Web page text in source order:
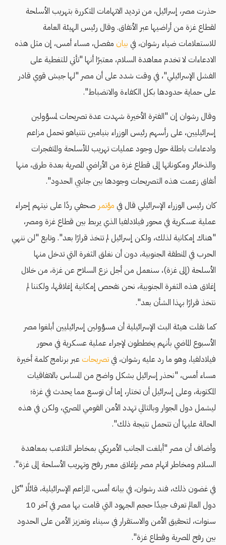
حذرت مصر، إسرائيل، من ترديد الاتهامات المتكررة بتهريب الأسلحة
لقطاع غزة من أراضيها عبر الأنفاق. وقال رئيس الهيئة العامة
للاستعلامات ضياء رشوان، في بيان مفصل، مساء أمس، إن مثل هذه
الادعاءات لا تخدم معاهدة السلام، معتبرًا أنها "تأتي للتغطية على
الفشل الإسرائيلي"، في وقت شدد على أن مصر "لها جيش قوي قادر
على حماية حدودها بكل الكفاءة والانضباط".
وقال رشوان إن "الفترة الأخيرة شهدت عدة تصريحات لمسؤولين
إسرائيليين، على رأسهم رئيس الوزراء بنيامين نتنياهو تحمل مزاعم
وادعاءات باطلة حول وجود عمليات تهريب للأسلحة والمتفجرات
والذخائر ومكوناتها إلى قطاع غزة من الأراضي المصرية بعدة طرق، منها
أنفاق زعمت هذه التصريحات وجودها بين جانبي الحدود".
كان رئيس الوزراء الإسرائيلي قال في مؤتمر صحفي ردًا على نيتهم إجراء
عملية عسكرية في محور فيلادلفيا الذي يربط بين قطاع غزة ومصر،
"هناك إمكانية لذلك، ولكن إسرائيل لم تتخذ قرارًا بعد". وتابع "لن ننهي
الحرب في المنطقة الجنوبية، دون أن نغلق الثغرة التي تدخل منها
الأسلحة (إلى غزة)، سنعمل من أجل نزع السلاح عن غزة، من خلال
إغلاق هذه الثغرة الجنوبية، نحن نفحص إمكانية إغلاقها، ولكننا لم
نتخذ قرارًا بهذا الشأن بعد".
كما نقلت هيئة البث الإسرائيلية أن مسؤولين إسرائيليين أبلغوا مصر
الأسبوع الماضي بأنهم يخططون لإجراء عملية عسكرية في محور
فيلادلفيا، وهو ما رد عليه رشوان، فيتصريحات عبر برنامج كلمة أخيرة
مساء أمس، "نحذر إسرائيل بشكل واضح من المساس بالاتفاقيات
المكتوبة، وعلى إسرائيل أن تختار، إما أن توسع مما يحدث في غزة؛
ليشمل دول الجوار وبالتالي تهدد الأمن القومي المصري، ولكن في هذه
الحالة عليها أن تتحمل نتيجة ذلك".
وأضاف أن مصر "أبلغت الجانب الأمريكي بمخاطر التلاعب بمعاهدة
السلام ومخاطر اتهام مصر بإغلاق معبر رفح وتهريب الأسلحة إلى غزة".
في غضون ذلك، فند رشوان، في بيانه أمس، المزاعم الإسرائيلية، قائلًا "كل
دول العالم تعرف جيدًا حجم الجهود التي قامت بها مصر في آخر 10
سنوات، لتحقيق الأمن والاستقرار في سيناء وتعزيز الأمن على الحدود
بين رفح المصرية وقطاع غزة".